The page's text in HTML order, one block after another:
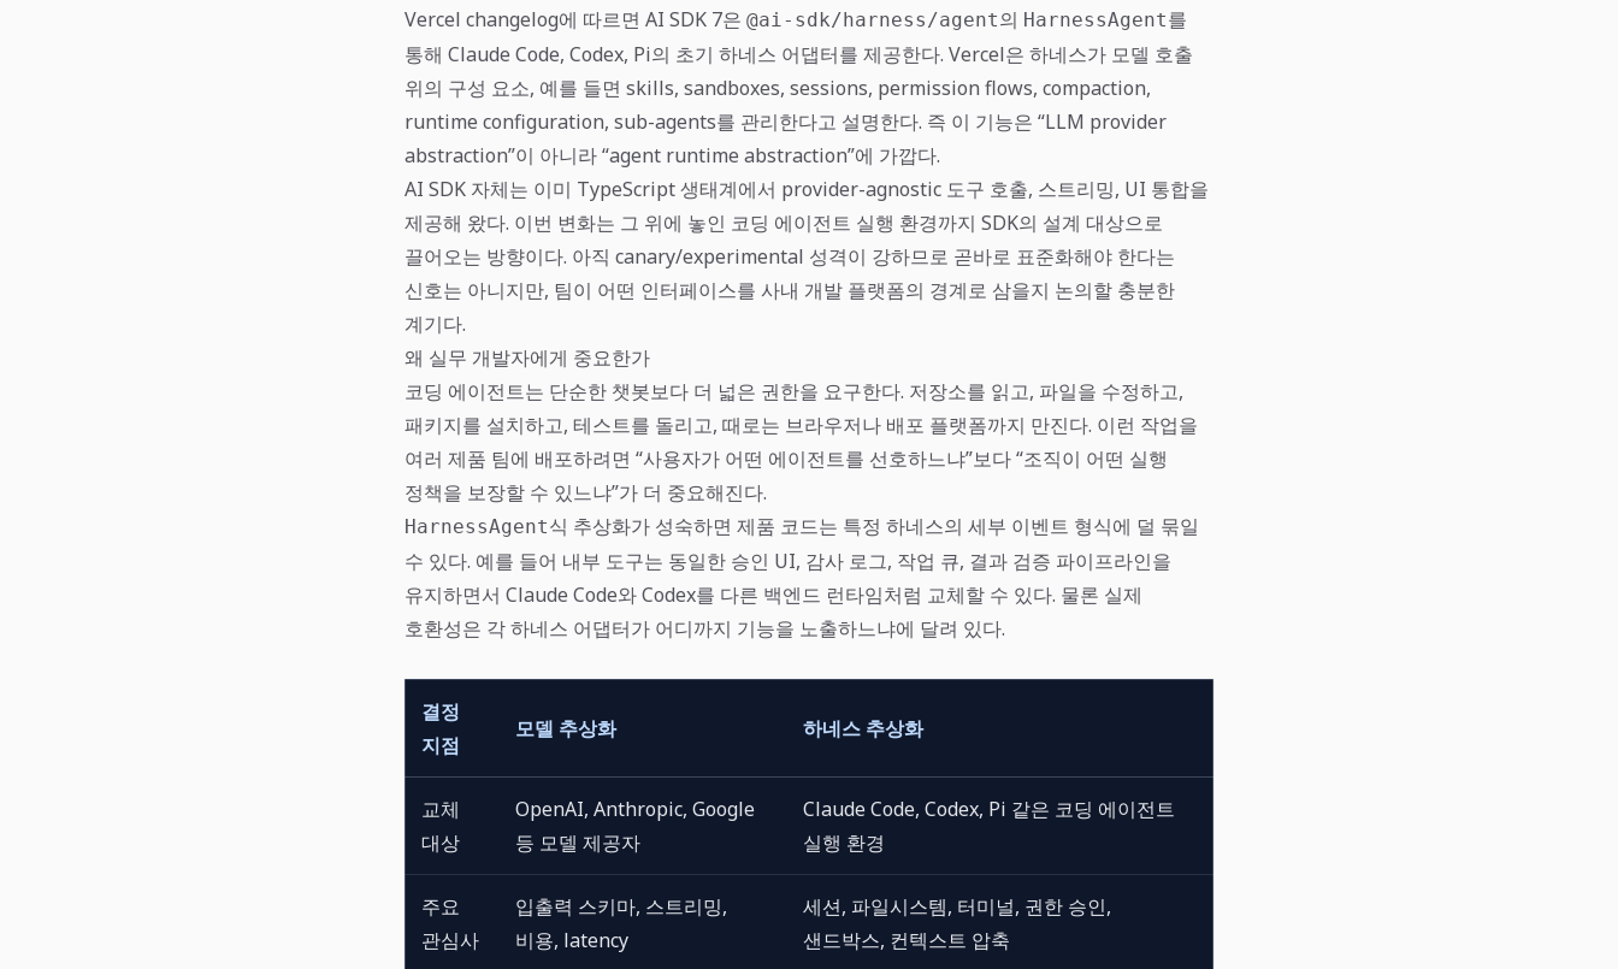
Vercel changelog에 따르면 AI SDK 7은 @ai-sdk/harness/agent의 HarnessAgent를
통해 Claude Code, Codex, Pi의 초기 하네스 어댑터를 제공한다. Vercel은 하네스가 모델 호출
위의 구성 요소, 예를 들면 skills, sandboxes, sessions, permission flows, compaction,
runtime configuration, sub-agents를 관리한다고 설명한다. 즉 이 기능은 “LLM provider
abstraction”이 아니라 “agent runtime abstraction”에 가깝다.
AI SDK 자체는 이미 TypeScript 생태계에서 provider-agnostic 도구 호출, 스트리밍, UI 통합을
제공해 왔다. 이번 변화는 그 위에 놓인 코딩 에이전트 실행 환경까지 SDK의 설계 대상으로
끌어오는 방향이다. 아직 canary/experimental 성격이 강하므로 곧바로 표준화해야 한다는
신호는 아니지만, 팀이 어떤 인터페이스를 사내 개발 플랫폼의 경계로 삼을지 논의할 충분한
계기다.
왜 실무 개발자에게 중요한가
코딩 에이전트는 단순한 챗봇보다 더 넓은 권한을 요구한다. 저장소를 읽고, 파일을 수정하고,
패키지를 설치하고, 테스트를 돌리고, 때로는 브라우저나 배포 플랫폼까지 만진다. 이런 작업을
여러 제품 팀에 배포하려면 “사용자가 어떤 에이전트를 선호하느냐”보다 “조직이 어떤 실행
정책을 보장할 수 있느냐”가 더 중요해진다.
HarnessAgent식 추상화가 성숙하면 제품 코드는 특정 하네스의 세부 이벤트 형식에 덜 묶일
수 있다. 예를 들어 내부 도구는 동일한 승인 UI, 감사 로그, 작업 큐, 결과 검증 파이프라인을
유지하면서 Claude Code와 Codex를 다른 백엔드 런타임처럼 교체할 수 있다. 물론 실제
호환성은 각 하네스 어댑터가 어디까지 기능을 노출하느냐에 달려 있다.
결정
지점
모델 추상화 하네스 추상화
교체
대상
OpenAI, Anthropic, Google
등 모델 제공자
Claude Code, Codex, Pi 같은 코딩 에이전트
실행 환경
주요
관심사
입출력 스키마, 스트리밍,
비용, latency
세션, 파일시스템, 터미널, 권한 승인,
샌드박스, 컨텍스트 압축